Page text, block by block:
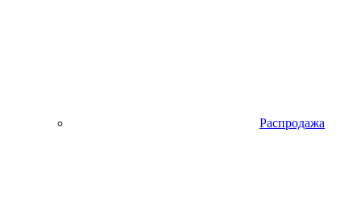
Распродажа